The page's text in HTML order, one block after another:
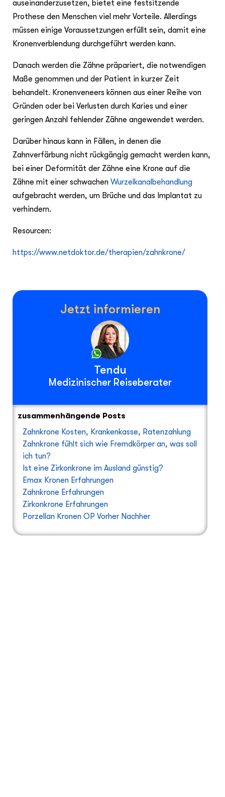
auseinanderzusetzen, bietet eine festsitzende
Prothese den Menschen viel mehr Vorteile. Allerdings
müssen einige Voraussetzungen erfüllt sein, damit eine
Kronenverblendung durchgeführt werden kann.
Danach werden die Zähne präpariert, die notwendigen
Maße genommen und der Patient in kurzer Zeit
behandelt. Kronenveneers können aus einer Reihe von
Gründen oder bei Verlusten durch Karies und einer
geringen Anzahl fehlender Zähne angewendet werden.
Darüber hinaus kann in Fällen, in denen die
Zahnverfärbung nicht rückgängig gemacht werden kann,
bei einer Deformität der Zähne eine Krone auf die
Zähne mit einer schwachen Wurzelkanalbehandlung
aufgebracht werden, um Brüche und das Implantat zu
verhindern.
Resourcen:
https://www.netdoktor.de/therapien/zahnkrone/
Jetzt informieren
Tendu
Medizinischer Reiseberater
zusammenhängende Posts
Zahnkrone Kosten, Krankenkasse, Ratenzahlung
Zahnkrone fühlt sich wie Fremdkörper an, was soll
ich tun?
Ist eine Zirkonkrone im Ausland günstig?
Emax Kronen Erfahrungen
Zahnkrone Erfahrungen
Zirkonkrone Erfahrungen
Porzellan Kronen OP Vorher Nachher